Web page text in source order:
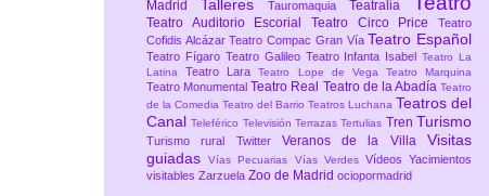
Madrid Talleres Tauromaquia Teatralia
Teatro Auditorio Escorial Teatro Circo Price Teatro
Cofidis AlcázarTeatro Compac Gran Vía Teatro Español
Teatro Fígaro Teatro Galileo Teatro Infanta IsabelTeatro La
Latina Teatro LaraTeatro Lope de Vega Teatro Marquina
Teatro Monumental Teatro Real Teatro de la Abadía Teatro
de la Comedia Teatro del Barrio Teatros Luchana Teatros del
CanalTeleférico TelevisiónTerrazasTertulias Tren Turismo
Turismo rural Twitter Veranos de la VillaVisitas
guiadasVías Pecuarias Vías Verdes VídeosYacimientos
visitables Zarzuela Zoo de Madrid ociopormadrid